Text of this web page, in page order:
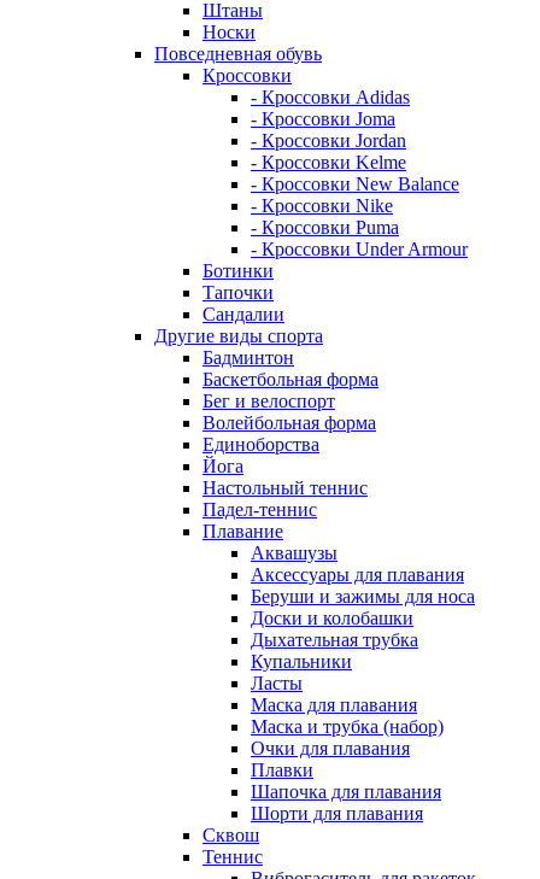
Штаны
Носки
Повседневная обувь
Кроссовки
- Кроссовки Adidas
- Кроссовки Joma
- Кроссовки Jordan
- Кроссовки Kelme
- Кроссовки New Balance
- Кроссовки Nike
- Кроссовки Puma
- Кроссовки Under Armour
Ботинки
Тапочки
Сандалии
Другие виды спорта
Бадминтон
Баскетбольная форма
Бег и велоспорт
Волейбольная форма
Единоборства
Йога
Настольный теннис
Падел-теннис
Плавание
Аквашузы
Аксессуары для плавания
Беруши и зажимы для носа
Доски и колобашки
Дыхательная трубка
Купальники
Ласты
Маска для плавания
Маска и трубка (набор)
Очки для плавания
Плавки
Шапочка для плавания
Шорти для плавания
Сквош
Теннис